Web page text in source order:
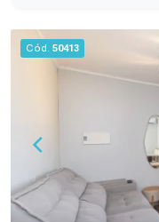
Cód. 50413